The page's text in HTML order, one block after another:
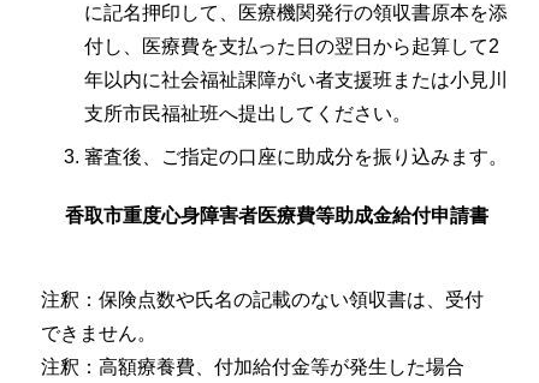
に記名押印して、医療機関発行の領収書原本を添
付し、医療費を支払った日の翌日から起算して2
年以内に社会福祉課障がい者支援班または小見川
支所市民福祉班へ提出してください。
審査後、ご指定の口座に助成分を振り込みます。
香取市重度心身障害者医療費等助成金給付申請書
注釈：保険点数や氏名の記載のない領収書は、受付
できません。
注釈：高額療養費、付加給付金等が発生した場合